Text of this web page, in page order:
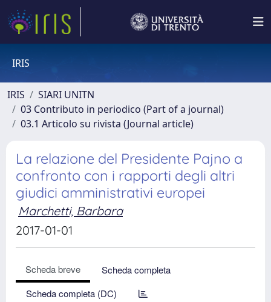
IRIS
IRIS
SIARI UNITN
03 Contributo in periodico (Part of a journal)
03.1 Articolo su rivista (Journal article)
La relazione del Presidente Pajno a
confronto con i rapporti degli altri
giudici amministrativi europei
Marchetti, Barbara
2017-01-01
Scheda breve
Scheda completa
Scheda completa (DC)